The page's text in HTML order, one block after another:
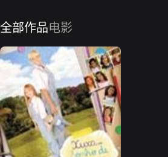
全部作品电影